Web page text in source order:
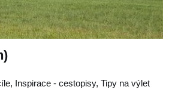
Inspirace - cestopisy, Tipy na výlet